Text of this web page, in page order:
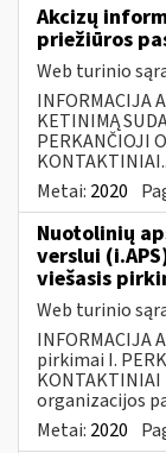
Akcizų
priežiūros
Web turinio
INFORMACIJA
KETINIMĄ
PERKANČIOJI
Metai: 2020
Nuotolinių
verslui
viešasis
Web turinio
INFORMACIJA
pirkimai I.
KONTAKTINIAI
organizacijos
Metai: 2020